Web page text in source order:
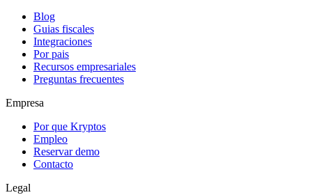
Blog
Guias fiscales
Integraciones
Por pais
Recursos empresariales
Preguntas frecuentes
Empresa
Por que Kryptos
Empleo
Reservar demo
Contacto
Legal